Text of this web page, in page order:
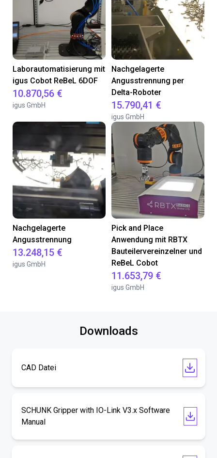
Laborautomatisierung mit
igus Cobot ReBeL 6DOF
10.870,56 €
igus GmbH
Nachgelagerte
Angusstrennung per
Delta-Roboter
15.790,41 €
igus GmbH
Nachgelagerte
Angusstrennung
13.248,15 €
igus GmbH
Pick and Place
Anwendung mit RBTX
Bauteilervereinzelner und
ReBeL Cobot
11.653,79 €
igus GmbH
Downloads
CAD Datei
SCHUNK Gripper with IO-Link V3.x Software
Manual